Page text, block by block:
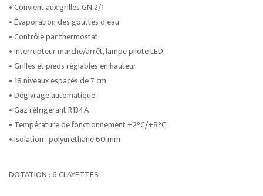
• Convient aux grilles GN 2/1
• Évaporation des gouttes d’eau
• Contrôle par thermostat
• Interrupteur marche/arrêt, lampe pilote LED
• Grilles et pieds réglables en hauteur
• 18 niveaux espacés de 7 cm
• Dégivrage automatique
• Gaz réfrigérant R134A
• Température de fonctionnement +2°C/+8°C
• Isolation : polyurethane 60 mm
DOTATION : 6 CLAYETTES